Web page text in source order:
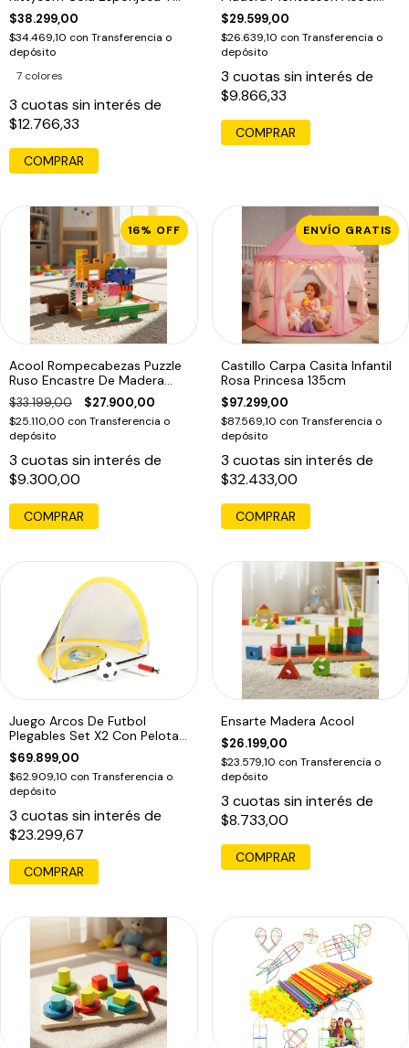
10 Sorpresas
$38.299,00
$34.469,10 con Transferencia o
depósito
7 colores
3 cuotas sin interés de
$12.766,33
COMPRAR
Ac7318
$29.599,00
$26.639,10 con Transferencia o
depósito
3 cuotas sin interés de
$9.866,33
16% OFF
Acool Rompecabezas Puzzle
Ruso Encastre De Madera
Ac6616
$33.199,00 $27.900,00
$25.110,00 con Transferencia o
depósito
3 cuotas sin interés de
$9.300,00
COMPRAR
ENVÍO GRATIS
Castillo Carpa Casita Infantil
Rosa Princesa 135cm
$97.299,00
$87.569,10 con Transferencia o
depósito
3 cuotas sin interés de
$32.433,00
COMPRAR
Juego Arcos De Futbol
Plegables Set X2 Con Pelota
120x86cm
$69.899,00
$62.909,10 con Transferencia o
depósito
3 cuotas sin interés de
$23.299,67
COMPRAR
Ensarte Madera Acool
$26.199,00
$23.579,10 con Transferencia o
depósito
3 cuotas sin interés de
$8.733,00